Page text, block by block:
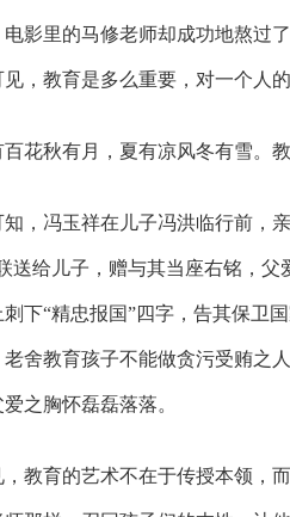
电影里的马修老师却成功地熬过
，教育是多么重要，对一个人
百花秋有月，夏有凉风冬有雪。
知，冯玉祥在儿子冯洪临行前，
送给儿子，赠与其当座右铭，
下“精忠报国”四字，告其保卫
老舍教育孩子不能做贪污受贿之
之胸怀磊磊落落。
，教育的艺术不在于传授本领，